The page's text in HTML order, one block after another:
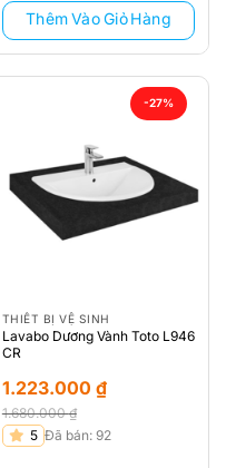
Thêm Vào Giỏ Hàng
-27%
THIẾT BỊ VỆ SINH
Lavabo Dương Vành Toto L946
CR
1.680.000₫
Giá
1.223.000 ₫
Giá 5 Đã bán: 92